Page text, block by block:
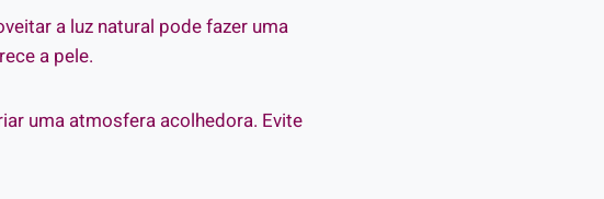
a luz natural pode fazer uma
a pele.
uma atmosfera acolhedora. Evite